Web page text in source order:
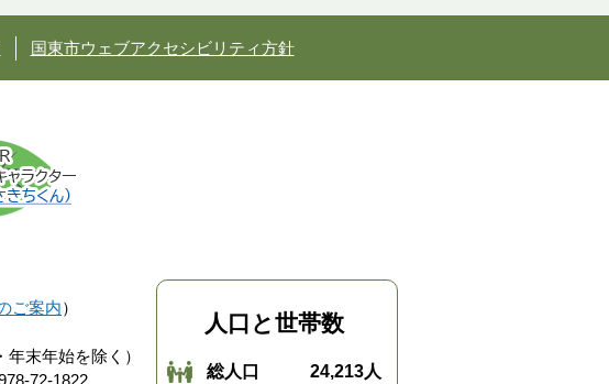
国東市ウェブアクセシビリティ方針
ご案内）
末年始を除く）
72-1822
人口と世帯数
総人口 24,213人